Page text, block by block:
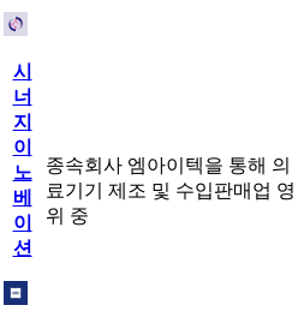
시
너
지
이
노
베
이
션
종속회사 엠아이텍을 통해 의
료기기 제조 및 수입판매업 영
위 중